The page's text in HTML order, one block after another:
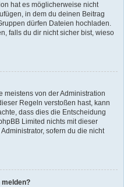
hat es möglicherweise nicht
in dem du deinen Beitrag
dürfen Dateien hochladen.
falls du dir nicht sicher bist, wieso
meistens von der Administration
Regeln verstoßen hast, kann
dass dies die Entscheidung
Limited nichts mit dieser
sofern du die nicht
melden?